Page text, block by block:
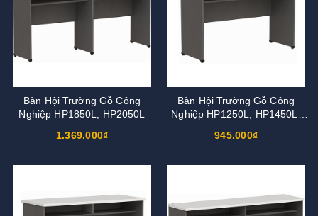
Bàn Hội Trường Gỗ Công
Nghiệp HP1850L, HP2050L
1.369.000₫
Bàn Hội Trường Gỗ Công
Nghiệp HP1250L, HP1450L,
945.000₫